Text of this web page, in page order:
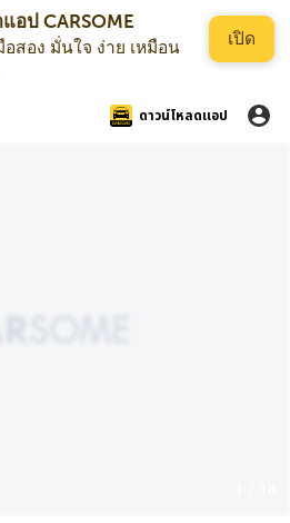
อป CARSOME
สอง มั่นใจ ง่าย เหมือน
เปิด
ดาวน์โหลดแอป